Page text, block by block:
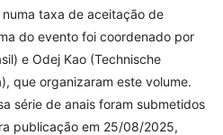
taxa de aceitação de
do evento foi coordenado por
e Odej Kao (Technische
que organizaram este volume.
série de anais foram submetidos
publicação em 25/08/2025,